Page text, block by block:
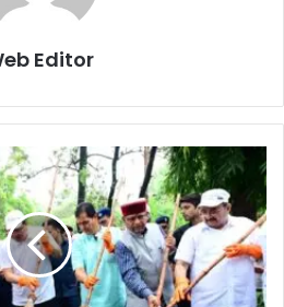
Editor